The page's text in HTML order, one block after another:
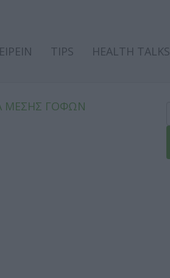
TIPS
HEALTH TALKS
ΜΕΣΗΣ ΓΟΦΩΝ